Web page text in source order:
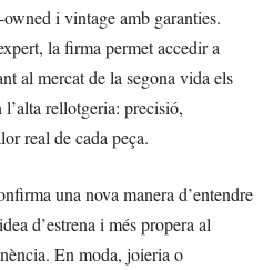
i vintage amb garanties.
la firma permet accedir a
al mercat de la segona vida els
rellotgeria: precisió,
real de cada peça.
una nova manera d’entendre
d’estrena i més propera al
En moda, joieria o